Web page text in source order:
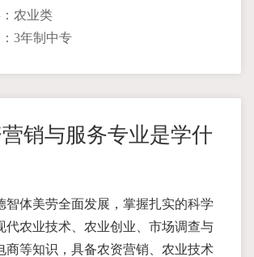
农业类
3年制中专
销与服务专业是学什
智体美劳全面发展，掌握扎实的科学
代农业技术、农业创业、市场调查与
商等知识，具备农资营销、农业技术